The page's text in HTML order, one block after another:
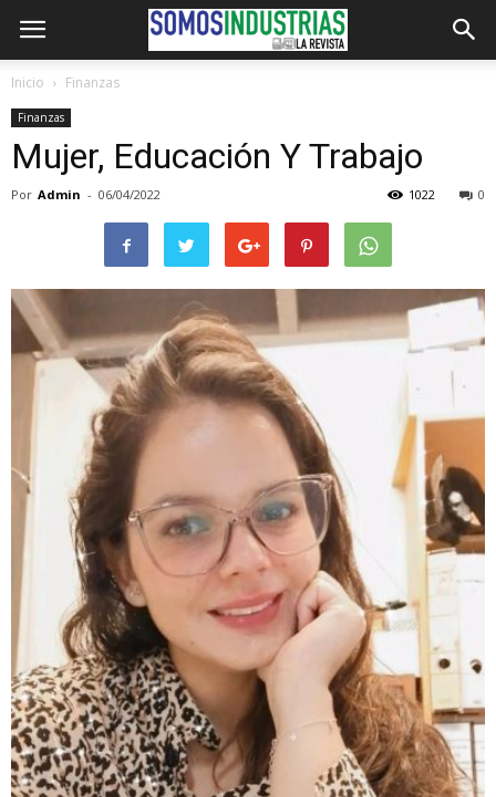
Inicio Finanzas
Finanzas
Mujer, Educación Y Trabajo
Por Admin - 06/04/2022 0
1022